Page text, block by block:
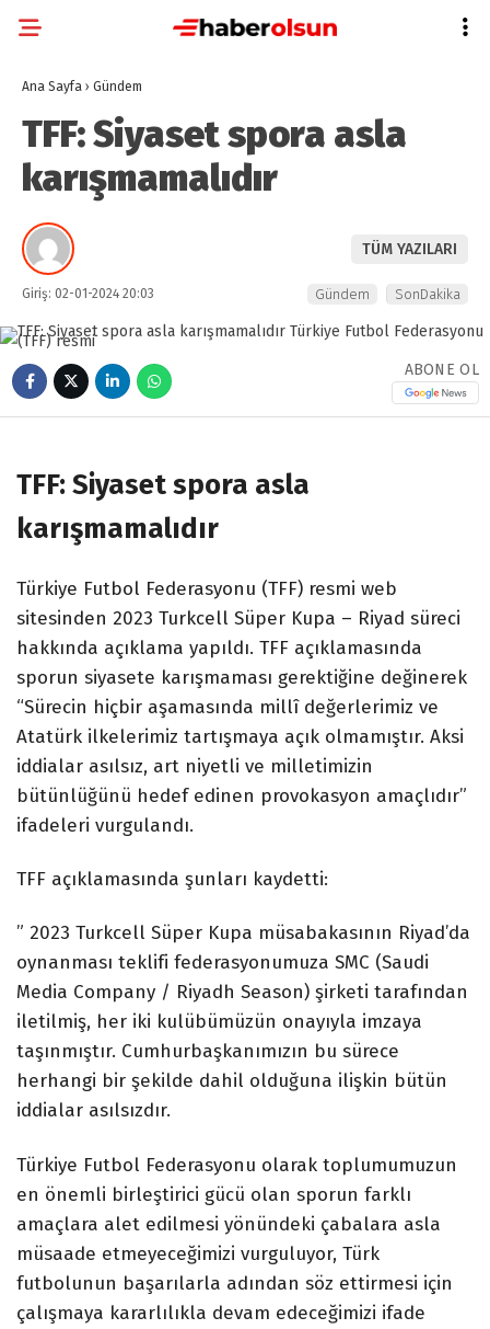
Ana Sayfa › Gündem
TFF: Siyaset spora asla
karışmamalıdır
TÜM YAZILARI
Giriş: 02-01-2024 20:03 Gündem SonDakika
ABONE OL
TFF: Siyaset spora asla
karışmamalıdır
Türkiye Futbol Federasyonu (TFF) resmi web
sitesinden 2023 Turkcell Süper Kupa – Riyad süreci
hakkında açıklama yapıldı. TFF açıklamasında
sporun siyasete karışmaması gerektiğine değinerek
“Sürecin hiçbir aşamasında millî değerlerimiz ve
Atatürk ilkelerimiz tartışmaya açık olmamıştır. Aksi
iddialar asılsız, art niyetli ve milletimizin
bütünlüğünü hedef edinen provokasyon amaçlıdır”
ifadeleri vurgulandı.
TFF açıklamasında şunları kaydetti:
” 2023 Turkcell Süper Kupa müsabakasının Riyad’da
oynanması teklifi federasyonumuza SMC (Saudi
Media Company / Riyadh Season) şirketi tarafından
iletilmiş, her iki kulübümüzün onayıyla imzaya
taşınmıştır. Cumhurbaşkanımızın bu sürece
herhangi bir şekilde dahil olduğuna ilişkin bütün
iddialar asılsızdır.
Türkiye Futbol Federasyonu olarak toplumumuzun
en önemli birleştirici gücü olan sporun farklı
amaçlara alet edilmesi yönündeki çabalara asla
müsaade etmeyeceğimizi vurguluyor, Türk
futbolunun başarılarla adından söz ettirmesi için
çalışmaya kararlılıkla devam edeceğimizi ifade